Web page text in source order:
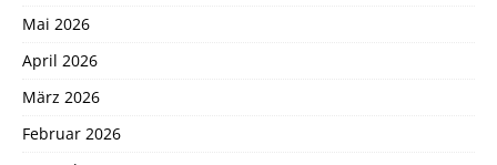
Mai 2026
April 2026
März 2026
Februar 2026